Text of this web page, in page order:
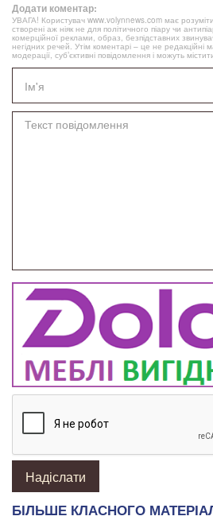
Додати коментар:
УВАГА! Користувач www.volynnews.com має
створені аж ніяк не для політичного піару чи
комерційної реклами, образ, безпідставних
негідних речей. Утім коментарі – це не
модерації, суб’єктивні повідомлення і можуть